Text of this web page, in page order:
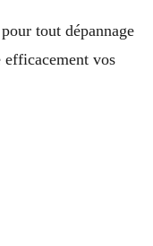
tout dépannage
efficacement vos